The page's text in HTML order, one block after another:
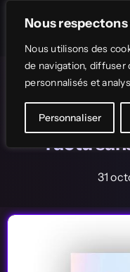
Nous
Nous utilisons des
de navigation, diffuser
personnalisés et
Personnaliser
contenu
Les Actus
Rechercher:
Annuaire des Outils
Meta
l’actu
31